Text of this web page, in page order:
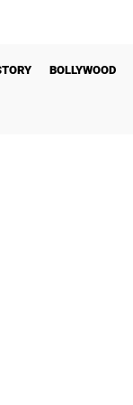
BOLLYWOOD